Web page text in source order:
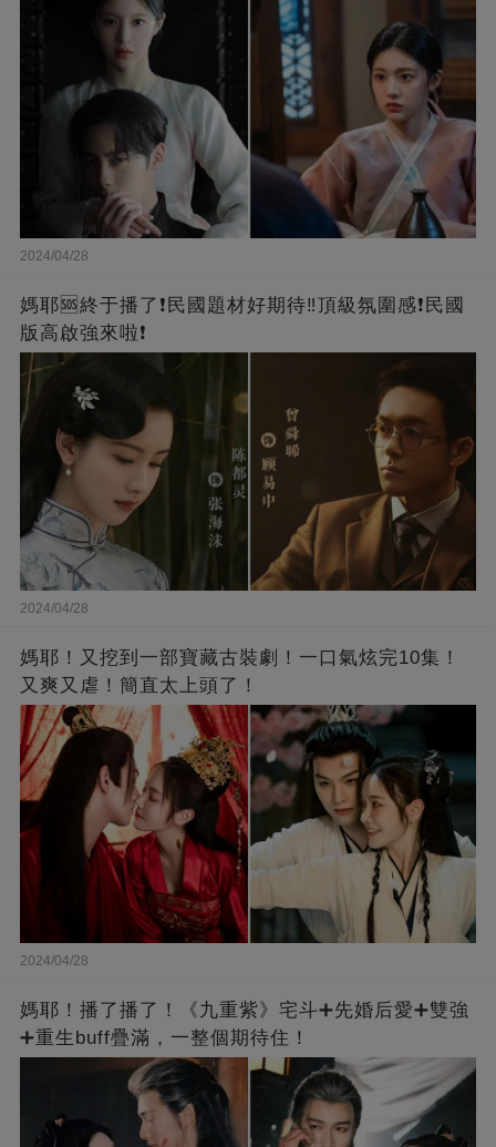
2024/04/28
媽耶🆘終于播了❗️民國題材好期待‼️頂級氛圍感❗️民國
版高啟強來啦❗
2024/04/28
媽耶！又挖到一部寶藏古裝劇！一口氣炫完10集！
又爽又虐！簡直太上頭了！
2024/04/28
媽耶！播了播了！《九重紫》宅斗➕先婚后愛➕雙強
➕重生buff疊滿，一整個期待住！